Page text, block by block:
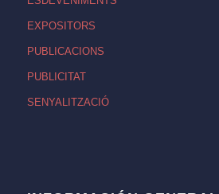
EXPOSITORS
PUBLICACIONS
PUBLICITAT
SENYALITZACIÓ